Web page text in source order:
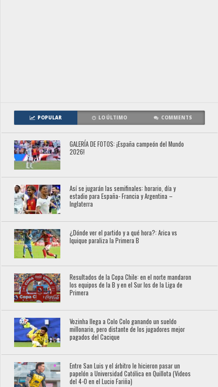
POPULAR LO ÚLTIMO COMMENTS
GALERÍA DE FOTOS: ¡España campeón del Mundo
2026!
Así se jugarán las semifinales: horario, día y
estadio para España- Francia y Argentina –
Inglaterra
¿Dónde ver el partido y a qué hora?: Arica vs
Iquique paraliza la Primera B
Resultados de la Copa Chile: en el norte mandaron
los equipos de la B y en el Sur los de la Liga de
Primera
Vozinha llega a Colo Colo ganando un sueldo
millonario, pero distante de los jugadores mejor
pagados del Cacique
Entre San Luis y el árbitro le hicieron pasar un
papelón a Universidad Católica en Quillota (Videos
del 4-0 en el Lucio Fariña)